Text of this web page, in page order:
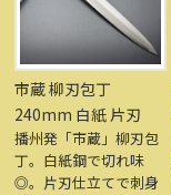
市蔵 柳刃包丁
240mm 白紙 片刃
播州発「市蔵」柳刃包
丁。白紙鋼で切れ味
◎。片刃仕立てで刺身